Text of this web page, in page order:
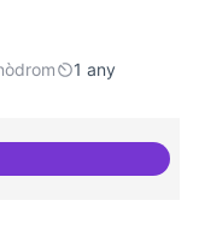
1 any